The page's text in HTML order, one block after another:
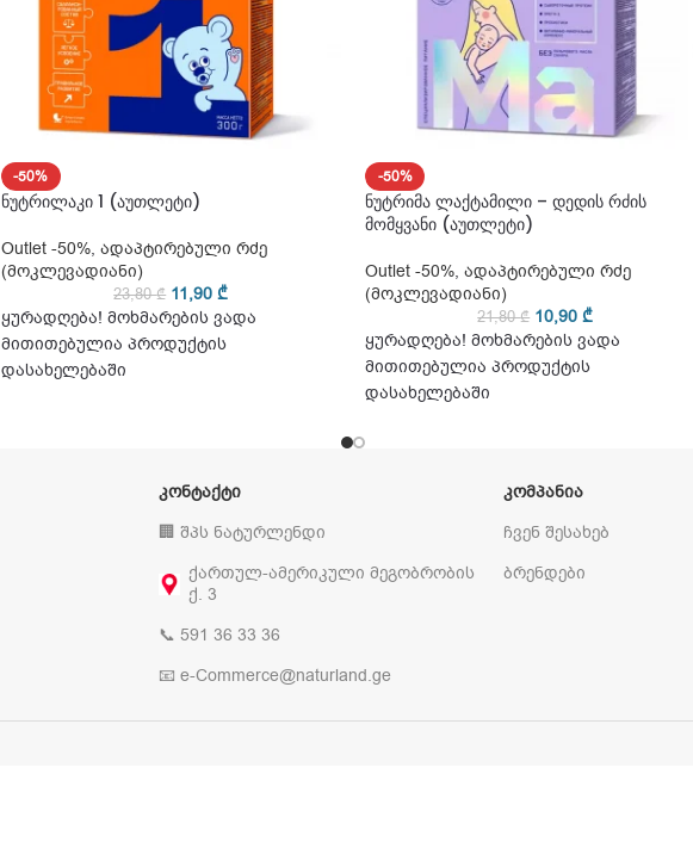
-50%
ნუტრილაკი 1 (აუთლეტი)
Outlet -50%, ადაპტირებული რძე
(მოკლევადიანი)
23,80₾ 11,90₾
ყურადღება! მოხმარების ვადა
მითითებულია პროდუქტის
დასახელებაში
-50%
ნუტრიმა ლაქტამილი – დედის რძის
მომყვანი (აუთლეტი)
Outlet -50%, ადაპტირებული რძე
(მოკლევადიანი)
21,80₾ 10,90₾
ყურადღება! მოხმარების ვადა
მითითებულია პროდუქტის
დასახელებაში
ᲙᲝᲜᲢᲐᲥᲢᲘ
🏢 შპს ნატურლენდი
ქართულ-ამერიკული მეგობრობის
ქ. 3
📞 591 36 33 36
📧 e-Commerce@naturland.ge
ᲙᲝᲛᲞᲐᲜᲘᲐ
ჩვენ შესახებ
ბრენდები